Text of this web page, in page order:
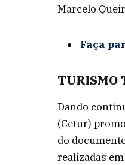
Marcelo
Faça
TURISMO
Dando
(Cetur)
do
realizadas